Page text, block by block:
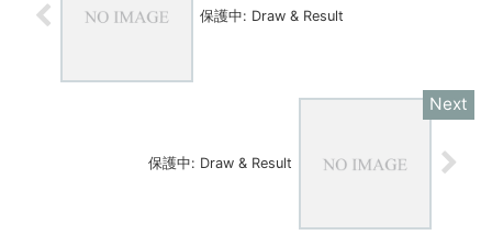
保護中: Draw & Result
保護中: Draw & Result